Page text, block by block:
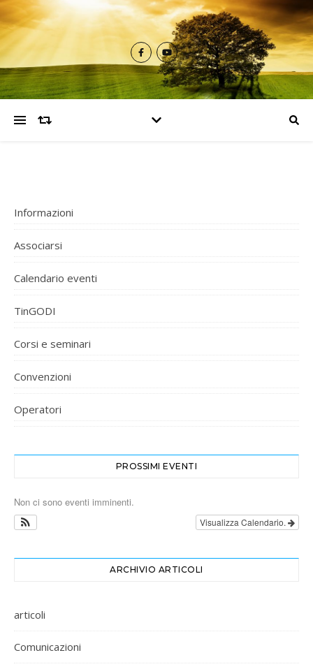
Informazioni
Associarsi
Calendario eventi
TinGODI
Corsi e seminari
Convenzioni
Operatori
PROSSIMI EVENTI
Non ci sono eventi imminenti.
Visualizza Calendario.
ARCHIVIO ARTICOLI
articoli
Comunicazioni